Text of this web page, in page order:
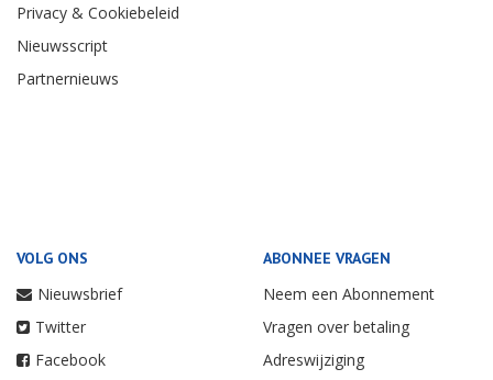
Privacy & Cookiebeleid
Nieuwsscript
Partnernieuws
VOLG ONS
Nieuwsbrief
Twitter
Facebook
ABONNEE VRAGEN
Neem een Abonnement
Vragen over betaling
Adreswijziging